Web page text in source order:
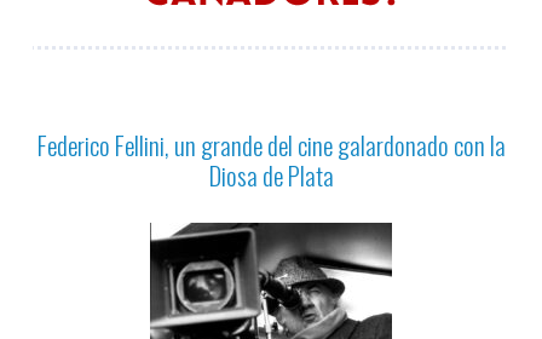
Federico Fellini, un grande del cine galardonado con la
Diosa de Plata